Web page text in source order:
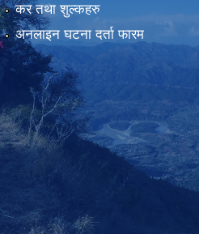
कर तथा शुल्कहरु
अनलाइन घटना दर्ता फारम